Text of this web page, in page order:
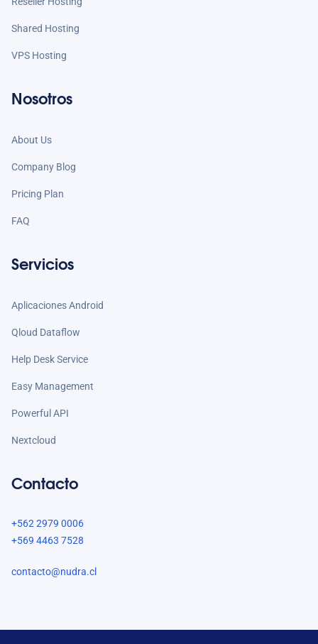
Shared Hosting
VPS Hosting
Nosotros
About Us
Company Blog
Pricing Plan
FAQ
Servicios
Aplicaciones Android
Qloud Dataflow
Help Desk Service
Easy Management
Powerful API
Nextcloud
Contacto
+562 2979 0006
+569 4463 7528
contacto@nudra.cl